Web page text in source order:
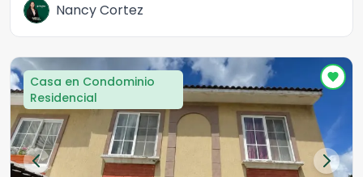
Nancy Cortez
Casa en Condominio
Residencial